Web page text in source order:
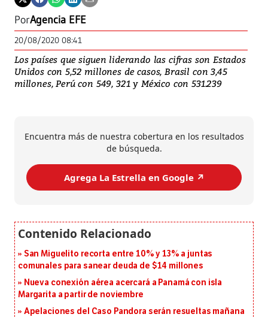
PorAgencia EFE
20/08/2020 08:41
Los países que siguen liderando las cifras son Estados
Unidos con 5,52 millones de casos, Brasil con 3,45
millones, Perú con 549, 321 y México con 531.239
Encuentra más de nuestra cobertura en los resultados
de búsqueda.
Agrega La Estrella en Google ↗️
San Miguelito recorta entre 10% y 13% a juntas
comunales para sanear deuda de $14 millones
Nueva conexión aérea acercará a Panamá con isla
Margarita a partir de noviembre
Apelaciones del Caso Pandora serán resueltas mañana